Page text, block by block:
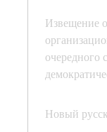
Извещение
очередного
Новый